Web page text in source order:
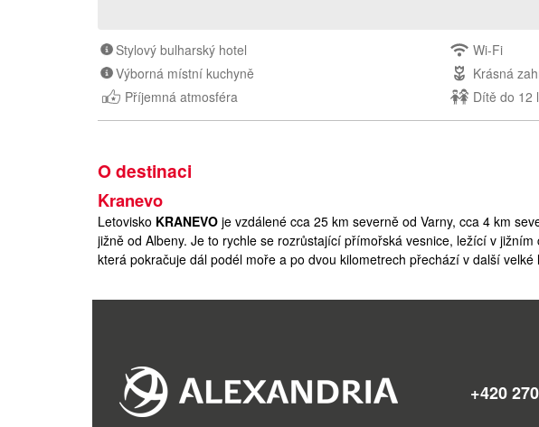
Stylový bulharský hotel
Wi-Fi
Výborná místní kuchyně
Krásná
Příjemná atmosféra
Dítě do 12
O destinaci
Kranevo
Letovisko KRANEVO je vzdálené cca 25 km severně od Varny, cca 4 km
jižně od Albeny. Je to rychle se rozrůstající přímořská vesnice, ležící v
která pokračuje dál podél moře a po dvou kilometrech přechází v další
chráněné rostliny.
+420